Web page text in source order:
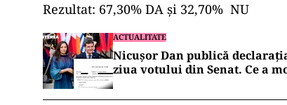
Rezultat: 67,30% DA și 32,70% NU
ACTUALITATE
Nicușor Dan publică
ziua votului din Senat. Ce a